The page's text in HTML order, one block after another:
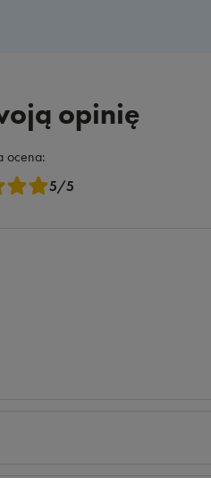
opinię
ocena:
5/5